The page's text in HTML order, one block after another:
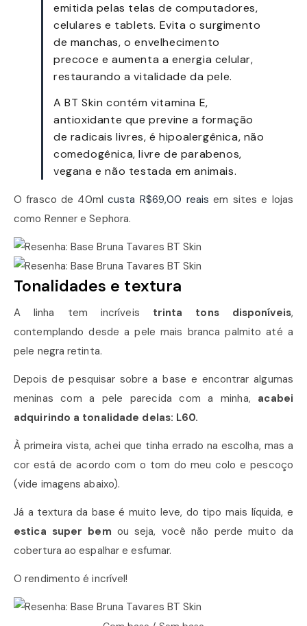
emitida pelas telas de computadores,
celulares e tablets. Evita o surgimento
de manchas, o envelhecimento
precoce e aumenta a energia celular,
restaurando a vitalidade da pele.
A BT Skin contém vitamina E,
antioxidante que previne a formação
de radicais livres, é hipoalergênica, não
comedogênica, livre de parabenos,
vegana e não testada em animais.
O frasco de 40ml custa R$69,00 reais em sites e lojas
como Renner e Sephora.
Tonalidades e textura
A linha tem incríveis trinta tons disponíveis,
contemplando desde a pele mais branca palmito até a
pele negra retinta.
Depois de pesquisar sobre a base e encontrar algumas
meninas com a pele parecida com a minha, acabei
adquirindo a tonalidade delas: L60.
À primeira vista, achei que tinha errado na escolha, mas a
cor está de acordo com o tom do meu colo e pescoço
(vide imagens abaixo).
Já a textura da base é muito leve, do tipo mais líquida, e
estica super bem ou seja, você não perde muito da
cobertura ao espalhar e esfumar.
O rendimento é incrível!